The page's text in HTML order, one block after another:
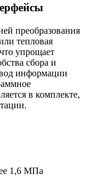
преобразования
тепловая
упрощает
сбора и
информации
в комплекте,
1,6 МПа